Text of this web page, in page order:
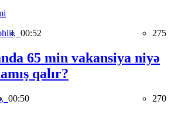
00:52 275
65 min vakansiya niyə
qalır?
00:50 270